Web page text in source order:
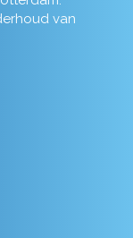
van